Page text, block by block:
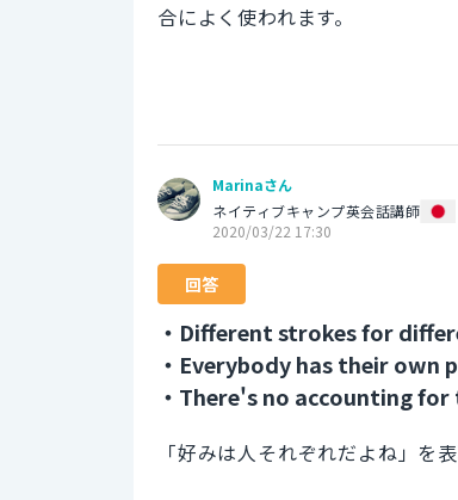
合によく使われます。
Marinaさん
ネイティブキャンプ英会話講師
2020/03/22 17:30
回答
・Different strokes for
・Everybody has their own
・There's no accounting for
「好みは人それぞれだよね」を